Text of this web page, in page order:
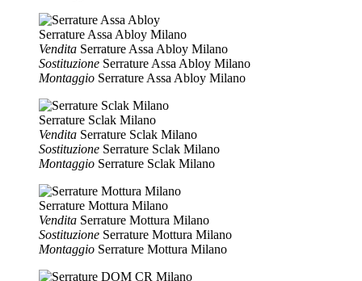
Serrature Assa Abloy Milano
Vendita Serrature Assa Abloy Milano
Sostituzione Serrature Assa Abloy Milano
Montaggio Serrature Assa Abloy Milano
Serrature Sclak Milano
Vendita Serrature Sclak Milano
Sostituzione Serrature Sclak Milano
Montaggio Serrature Sclak Milano
Serrature Mottura Milano
Vendita Serrature Mottura Milano
Sostituzione Serrature Mottura Milano
Montaggio Serrature Mottura Milano